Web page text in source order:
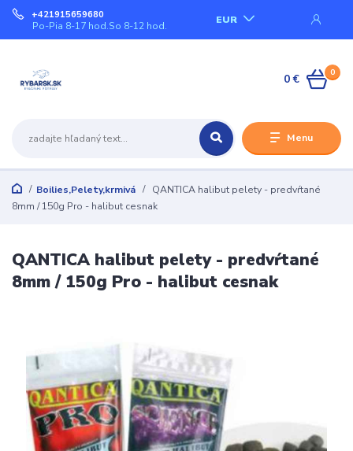
Menu
EUR
+421915659680
Po-Pia 8-17 hod.So 8-12 hod.
0
0 €
Boilies,Pelety,krmivá
QANTICA halibut pelety - predvŕtané
8mm / 150g Pro - halibut cesnak
QANTICA halibut pelety - predvŕtané
8mm / 150g Pro - halibut cesnak